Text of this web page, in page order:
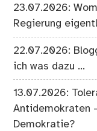
23.07.2026:
Regierung
22.07.2026:
ich was dazu …
13.07.2026:
Antidemokraten
Demokratie?